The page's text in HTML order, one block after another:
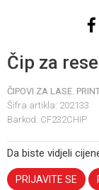
Čip za
ČIPOVI ZA LASE.
Šifra artikla: 202133
Barkod: CF232CHIP
Da biste vidjeli
PRIJAVITE SE